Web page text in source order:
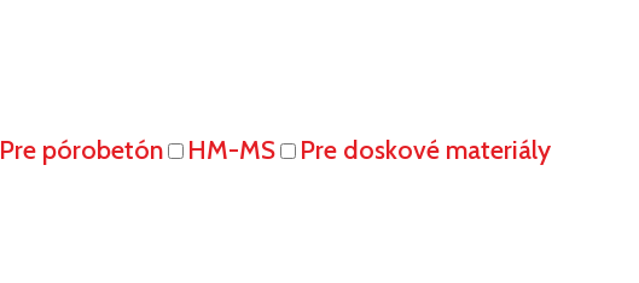
Pre pórobetón HM-MS
Pre doskové materiály